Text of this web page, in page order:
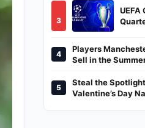
3
UEFA
And
4
Players
Sell in the
5
Steal the
Valentine’s Day